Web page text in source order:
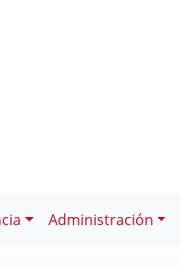
Administración